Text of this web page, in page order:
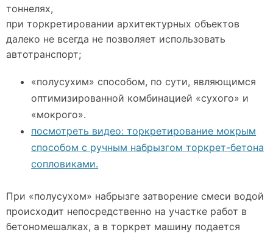
тоннелях,
при торкретировании архитектурных объектов
далеко не всегда не позволяет использовать
автотранспорт;
«полусухим» способом, по сути, являющимся
оптимизированной комбинацией «сухого» и
«мокрого».
посмотреть видео: торкретирование мокрым
способом с ручным набрызгом торкрет-бетона
сопловиками.
При «полусухом» набрызге затворение смеси водой
происходит непосредственно на участке работ в
бетономешалках, а в торкрет машину подается